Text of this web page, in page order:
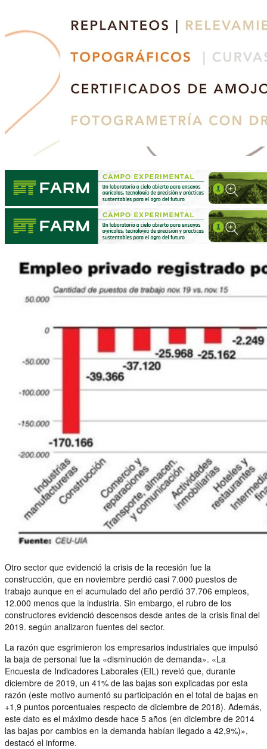
Otro sector que evidenció la crisis de la recesión fue la
construcción, que en noviembre perdió casi 7.000 puestos de
trabajo aunque en el acumulado del año perdió 37.706 empleos,
12.000 menos que la industria. Sin embargo, el rubro de los
constructores evidenció descensos desde antes de la crisis final del
2019. según analizaron fuentes del sector.
La razón que esgrimieron los empresarios industriales que impulsó
la baja de personal fue la «disminución de demanda». «La
Encuesta de Indicadores Laborales (EIL) reveló que, durante
diciembre de 2019, un 41% de las bajas son explicadas por esta
razón (este motivo aumentó su participación en el total de bajas en
+1,9 puntos porcentuales respecto de diciembre de 2018). Además,
este dato es el máximo desde hace 5 años (en diciembre de 2014
las bajas por cambios en la demanda habían llegado a 42,9%)»,
destacó el informe.